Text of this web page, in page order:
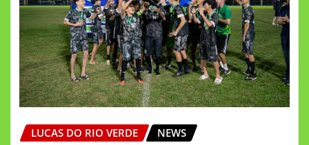
LUCAS DO RIO VERDE NEWS